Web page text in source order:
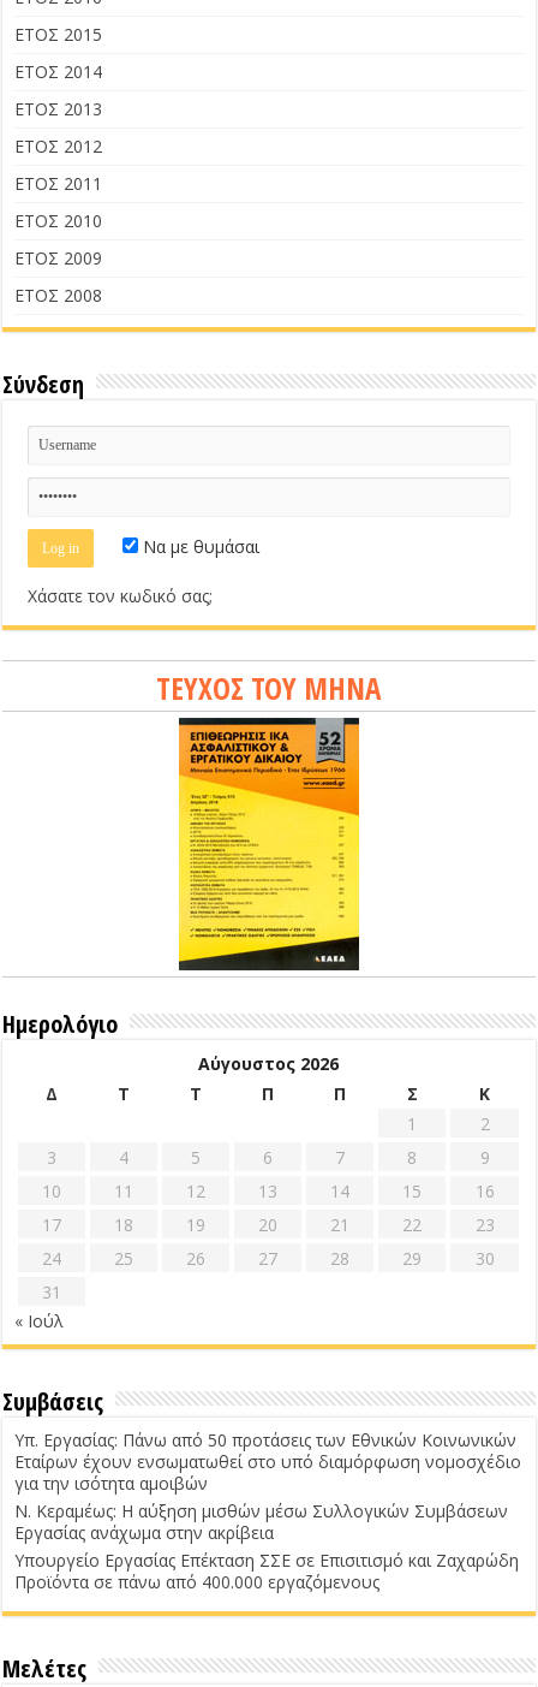
ΕΤΟΣ 2015
ΕΤΟΣ 2014
ΕΤΟΣ 2013
ΕΤΟΣ 2012
ΕΤΟΣ 2011
ΕΤΟΣ 2010
ΕΤΟΣ 2009
ΕΤΟΣ 2008
Σύνδεση
Να με θυμάσαι
Χάσατε τον κωδικό σας;
ΤΕΥΧΟΣ ΤΟΥ ΜΗΝΑ
Ημερολόγιο
Αύγουστος 2026
Δ
Τ Τ Π Π Σ
Κ
1
2
3
4 5 6 7 8
9
10
11 12 13 14 15
16
17
18 19 20 21 22
23
24
25 26 27 28 29
30
31
« Ιούλ
Συμβάσεις
Υπ. Εργασίας: Πάνω από 50 προτάσεις των Εθνικών Κοινωνικών
Εταίρων έχουν ενσωματωθεί στο υπό διαμόρφωση νομοσχέδιο
για την ισότητα αμοιβών
Ν. Κεραμέως: Η αύξηση μισθών μέσω Συλλογικών Συμβάσεων
Εργασίας ανάχωμα στην ακρίβεια
Υπουργείο Εργασίας Επέκταση ΣΣΕ σε Επισιτισμό και Ζαχαρώδη
Προϊόντα σε πάνω από 400.000 εργαζόμενους
Μελέτες